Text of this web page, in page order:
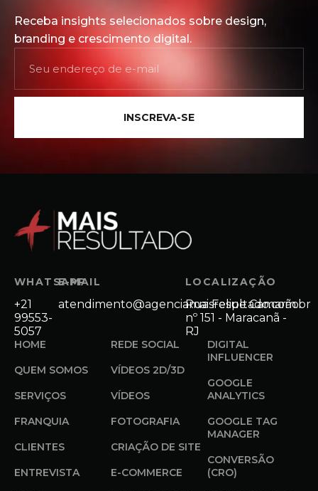
Receba insights selecionados sobre design,
branding e crescimento digital.
INSCREVA-SE
WHATSAPP
+21
99553-
5057
E-MAIL
atendimento@agenciamaisresultado.com.br
LOCALIZAÇÃO
Rua Felipe Camarão
nº 151 - Maracanã -
RJ
HOME
QUEM SOMOS
SERVIÇOS
FRANQUIA
CLIENTES
ENTREVISTA
REDE SOCIAL
VÍDEOS 2D/3D
VÍDEOS
FOTOGRAFIA
CRIAÇÃO DE SITE
E-COMMERCE
DIGITAL
INFLUENCER
GOOGLE
ANALYTICS
GOOGLE TAG
MANAGER
CONVERSÃO
(CRO)